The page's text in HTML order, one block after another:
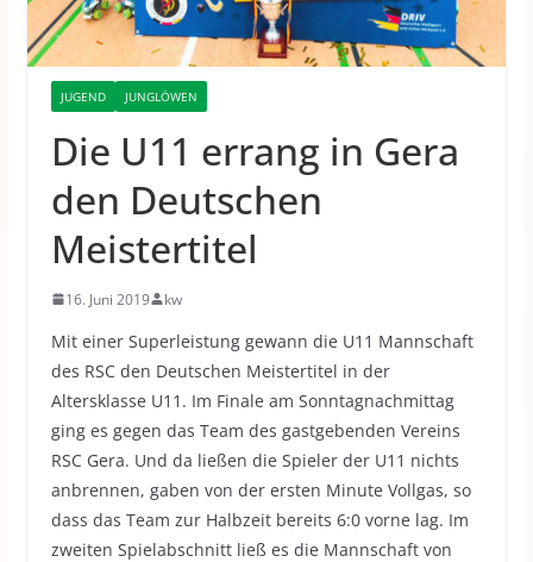
JUGEND JUNGLÖWEN
Die U11 errang in Gera
den Deutschen
Meistertitel
16. Juni 2019 kw
Mit einer Superleistung gewann die U11 Mannschaft
des RSC den Deutschen Meistertitel in der
Altersklasse U11. Im Finale am Sonntagnachmittag
ging es gegen das Team des gastgebenden Vereins
RSC Gera. Und da ließen die Spieler der U11 nichts
anbrennen, gaben von der ersten Minute Vollgas, so
dass das Team zur Halbzeit bereits 6:0 vorne lag. Im
zweiten Spielabschnitt ließ es die Mannschaft von